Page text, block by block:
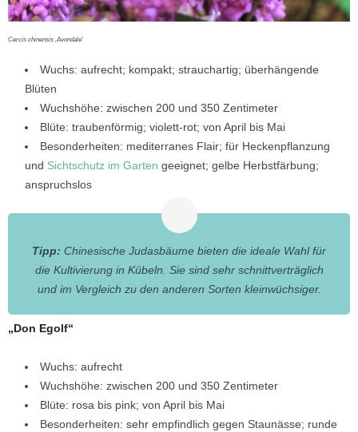
Cercis chinensis ‚Avondale‘
Wuchs: aufrecht; kompakt; strauchartig; überhängende
Blüten
Wuchshöhe: zwischen 200 und 350 Zentimeter
Blüte: traubenförmig; violett-rot; von April bis Mai
Besonderheiten: mediterranes Flair; für Heckenpflanzung
und Sichtschutz im Garten geeignet; gelbe Herbstfärbung;
anspruchslos
Tipp: Chinesische Judasbäume bieten die ideale Wahl für
die Kultivierung in Kübeln. Sie sind sehr schnittverträglich
und im Vergleich zu den anderen Sorten kleinwüchsiger.
„Don Egolf“
Wuchs: aufrecht
Wuchshöhe: zwischen 200 und 350 Zentimeter
Blüte: rosa bis pink; von April bis Mai
Besonderheiten: sehr empfindlich gegen Staunässe; runde